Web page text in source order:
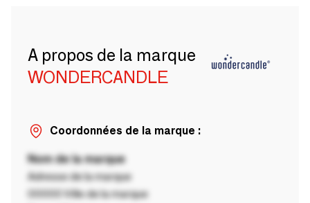
A propos de la marque
WONDERCANDLE
Coordonnées de la marque :
Nom de la marque
Adresse de la marque
00000 Ville de la marque